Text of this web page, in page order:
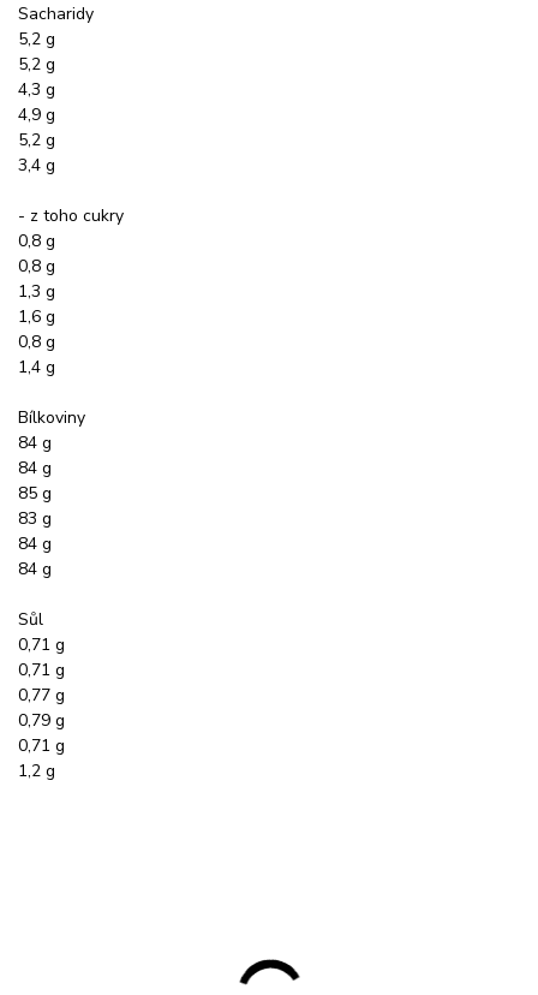
Sacharidy
5,2 g
5,2 g
4,3 g
4,9 g
5,2 g
3,4 g
- z toho cukry
0,8 g
0,8 g
1,3 g
1,6 g
0,8 g
1,4 g
Bílkoviny
84 g
84 g
85 g
83 g
84 g
84 g
Sůl
0,71 g
0,71 g
0,77 g
0,79 g
0,71 g
1,2 g